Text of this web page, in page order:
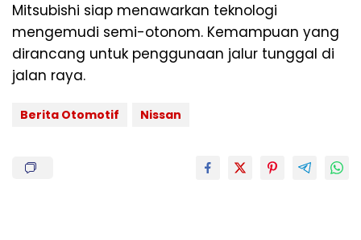
Mitsubishi siap menawarkan teknologi
mengemudi semi-otonom. Kemampuan yang
dirancang untuk penggunaan jalur tunggal di
jalan raya.
Berita Otomotif Nissan